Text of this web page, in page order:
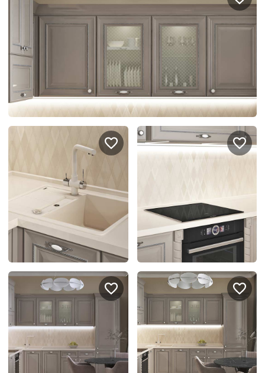
Блог
Правило мокрых рук: как
спроектировать мебель в
ванной, чтобы не открывать
ящики сто раз
Витрина как в бутике:
стекла для
которые покажут всё в
лучшем виде
5 2995
Услуги
Дизайн-проект
Замер помещения
Кредит и рассрочка
Сборка и установка
Гарантии
Доставка
Покупателям
Акции
Вопросы и ответы
Документация
Кухни на заказ
Цены
Блог